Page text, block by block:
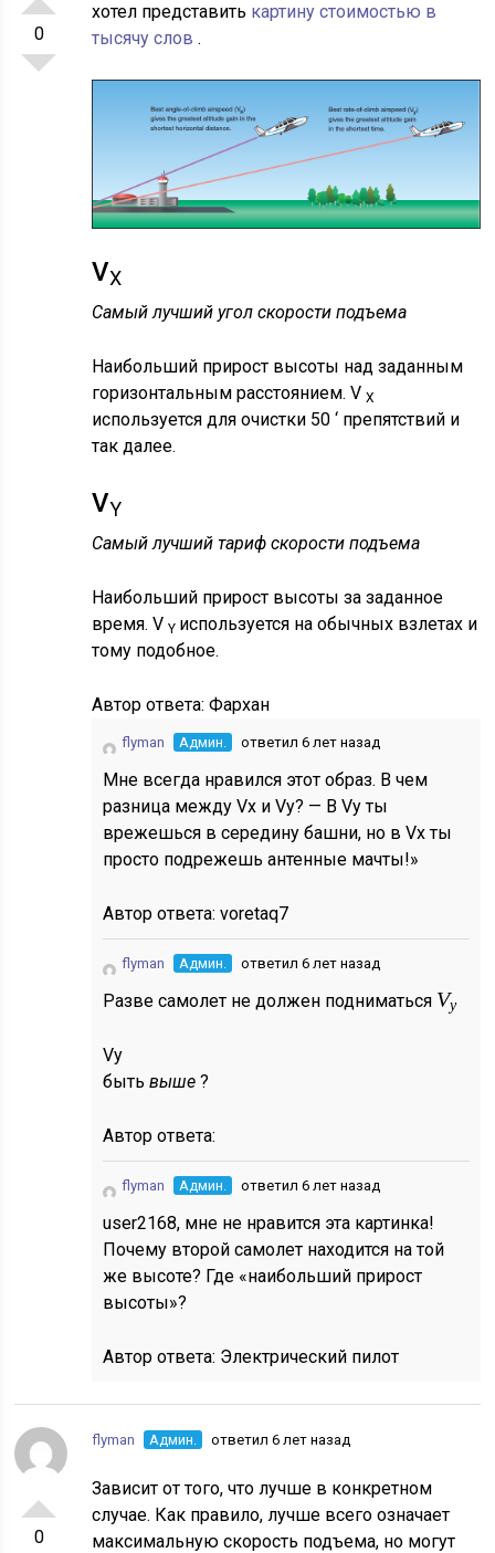
0
хотел представить картину стоимостью в
тысячу слов.
VX
Самый лучший угол скорости подъема
Наибольший прирост высоты над заданным
горизонтальным расстоянием. VX
используется для очистки 50 ‘ препятствий и
так далее.
VY
Самый лучший тариф скорости подъема
Наибольший прирост высоты за заданное
время. VY используется на обычных взлетах и
тому подобное.
Автор ответа:Фархан
flyman Админ. ответил 6 лет назад
Мне всегда нравился этот образ. В чем
разница между Vx и Vy? — В Vy ты
врежешься в середину башни, но в Vx ты
просто подрежешь антенные мачты!»
Автор ответа:voretaq7
flyman Админ. ответил 6 лет назад
Разве самолет не должен подниматься Vy
Vy
бытьвыше?
Автор ответа:
flyman Админ. ответил 6 лет назад
user2168, мне не нравится эта картинка!
Почему второй самолет находится на той
же высоте? Где «наибольший прирост
высоты»?
Автор ответа: Электрический пилот
0
flyman Админ. ответил 6 лет назад
Зависит от того, что лучше в конкретном
случае. Как правило, лучше всего означает
максимальную скорость подъема, но могут